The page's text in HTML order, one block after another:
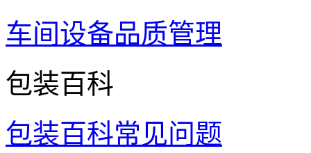
车间设备品质管理
包装百科
包装百科常见问题